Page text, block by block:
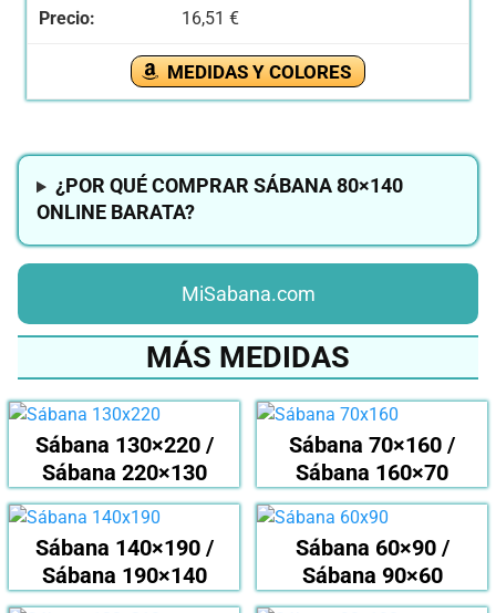
16,51 €
MEDIDAS Y COLORES
¿POR QUÉ COMPRAR SÁBANA 80×140
ONLINE BARATA?
MiSabana.com
MÁS MEDIDAS
Sábana 130×220 /
Sábana 220×130
Sábana 70×160 /
Sábana 160×70
Sábana 140×190 /
Sábana 190×140
Sábana 60×90 /
Sábana 90×60